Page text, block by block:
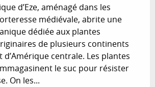
d’Eze, aménagé dans les
médiévale, abrite une
dédiée aux plantes
de plusieurs continents
centrale. Les plantes
le suc pour résister
On les...